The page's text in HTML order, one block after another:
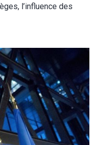
l’influence des